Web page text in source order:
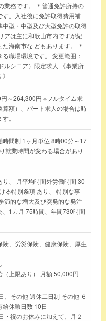
業務です。 ＊普通免許所持の
す。入社後に免許取得費用補
中型・中型及び大型免許の取得
アは主に和歌山市内ですが紀
海南市な どもあります。 ＊
職場環境です。 変更範囲：
ルシニア）限定求人 《事業所
～264,300円 ※フルタイム求
算額）、パート求人の場合は時
。
時間制 1ヶ月単位 8時00分～17
就業時間が変わる場合があり
り、 月平均時間外労働時間 30
る特別条項 あり、 特別な事
節的な増大及び突発的な発注
、1カ月 75時間、年間730時間
険、労災保険、健康保険、厚生
（上限あり） 月額 50,000円
、その他 週休二日制 その他 ６
給休暇日数 10日
・祝のお休みに加えて、月２